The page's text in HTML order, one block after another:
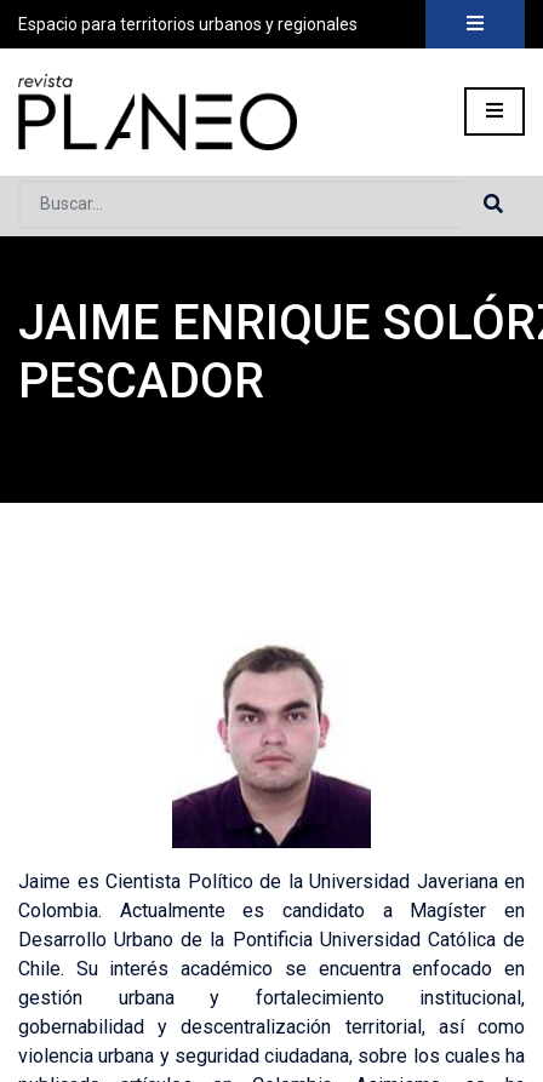
Espacio para territorios urbanos y regionales
Buscar...
Portada»Planeo Hoy » COLABORADORES »Jaime Enrique
JAIME ENRIQUE
PESCADOR
Jaime es Cientista Político de la Universidad Javeriana en
Colombia. Actualmente es candidato a Magíster en
Desarrollo Urbano de la Pontificia Universidad Católica de
Chile. Su interés académico se encuentra enfocado en
gestión urbana y fortalecimiento institucional,
gobernabilidad y descentralización territorial, así como
violencia urbana y seguridad ciudadana, sobre los cuales ha